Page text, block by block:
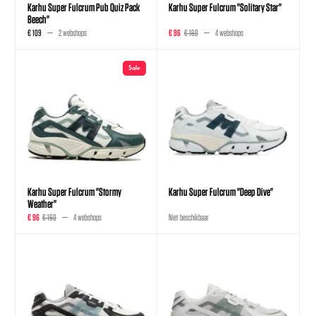
Karhu Super Fulcrum Pub Quiz Pack
Beech"
€ 109 2 webshops
Karhu Super Fulcrum "Solitary Star"
€ 96 € 160 4 webshops
Sale
Karhu Super Fulcrum "Stormy
Weather"
€ 96 € 160 4 webshops
Karhu Super Fulcrum "Deep Dive"
Niet beschikbaar